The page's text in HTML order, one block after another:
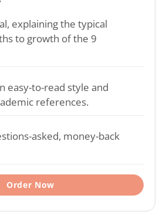
explaining the typical
to growth of the 9
easy-to-read style and
references.
asked, money-back
Order Now